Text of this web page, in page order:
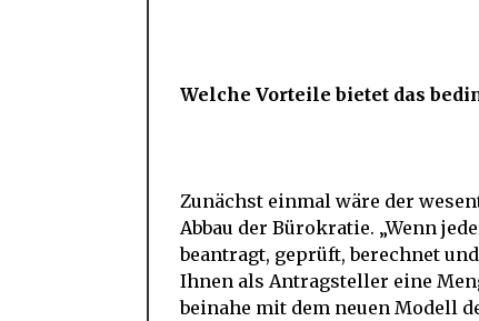
Welche Vorteile bietet das
Zunächst einmal wäre der
Abbau der Bürokratie. „Wenn
beantragt, geprüft, berechnet
Ihnen als Antragsteller eine
beinahe mit dem neuen Modell